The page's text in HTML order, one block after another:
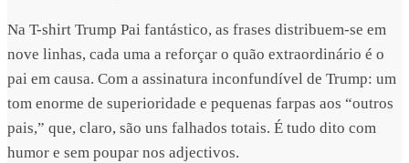
Na T-shirt Trump Pai fantástico, as frases distribuem-se em
nove linhas, cada uma a reforçar o quão extraordinário é o
pai em causa. Com a assinatura inconfundível de Trump: um
tom enorme de superioridade e pequenas farpas aos “outros
pais,” que, claro, são uns falhados totais. É tudo dito com
humor e sem poupar nos adjectivos.